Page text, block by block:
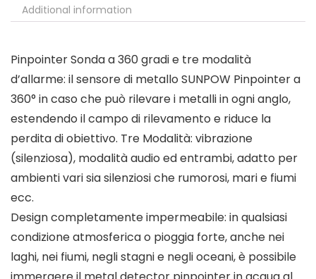
Additional information
Pinpointer Sonda a 360 gradi e tre modalità
d’allarme: il sensore di metallo SUNPOW Pinpointer a
360° in caso che può rilevare i metalli in ogni anglo,
estendendo il campo di rilevamento e riduce la
perdita di obiettivo. Tre Modalità: vibrazione
(silenziosa), modalità audio ed entrambi, adatto per
ambienti vari sia silenziosi che rumorosi, mari e fiumi
ecc.
Design completamente impermeabile: in qualsiasi
condizione atmosferica o pioggia forte, anche nei
laghi, nei fiumi, negli stagni e negli oceani, è possibile